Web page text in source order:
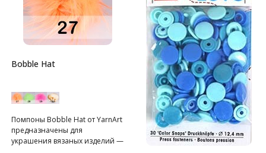
Bobble Hat
Помпоны Bobble Hat от YarnArt
предназначены для
украшения вязаных изделий —